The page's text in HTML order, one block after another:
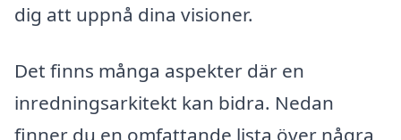
dig att uppnå dina visioner.
Det finns många aspekter där en
inredningsarkitekt kan bidra. Nedan
finner du en omfattande lista över några